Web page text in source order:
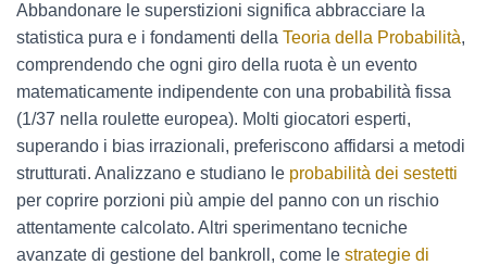
Abbandonare le superstizioni significa abbracciare la
statistica pura e i fondamenti della Teoria della Probabilità,
comprendendo che ogni giro della ruota è un evento
matematicamente indipendente con una probabilità fissa
(1/37 nella roulette europea). Molti giocatori esperti,
superando i bias irrazionali, preferiscono affidarsi a metodi
strutturati. Analizzano e studiano le probabilità dei sestetti
per coprire porzioni più ampie del panno con un rischio
attentamente calcolato. Altri sperimentano tecniche
avanzate di gestione del bankroll, come le strategie di